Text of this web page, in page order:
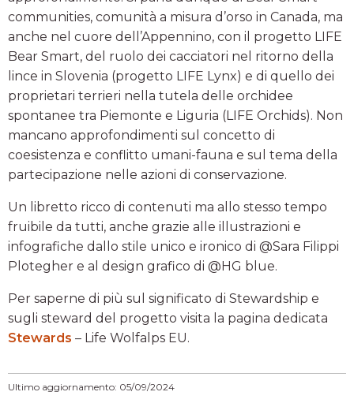
communities, comunità a misura d’orso in Canada, ma
anche nel cuore dell’Appennino, con il progetto LIFE
Bear Smart, del ruolo dei cacciatori nel ritorno della
lince in Slovenia (progetto LIFE Lynx) e di quello dei
proprietari terrieri nella tutela delle orchidee
spontanee tra Piemonte e Liguria (LIFE Orchids). Non
mancano approfondimenti sul concetto di
coesistenza e conflitto umani-fauna e sul tema della
partecipazione nelle azioni di conservazione.
Un libretto ricco di contenuti ma allo stesso tempo
fruibile da tutti, anche grazie alle illustrazioni e
infografiche dallo stile unico e ironico di @Sara Filippi
Plotegher e al design grafico di @HG blue.
Per saperne di più sul significato di Stewardship e
sugli steward del progetto visita la pagina dedicata
Stewards – Life Wolfalps EU.
Ultimo aggiornamento: 05/09/2024